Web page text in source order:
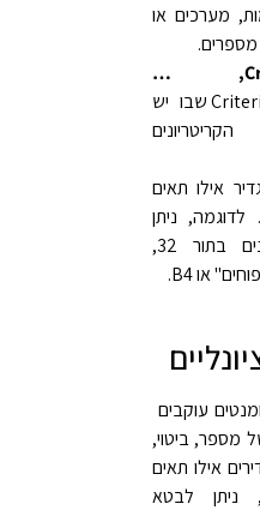
מערכים או
מספרים.
Criteria_range1 שבו יש
אילו תאים
לדוגמה, ניתן
לבטא קריטריונים בתור 32,
עוקבים
של מספר, ביטוי,
אילו תאים
ניתן לבטא